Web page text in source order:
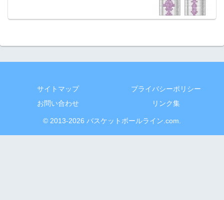
サイトマップ
プライバシーポリシー
お問い合わせ
リンク集
© 2013-2026 バスケットボールライン.com.